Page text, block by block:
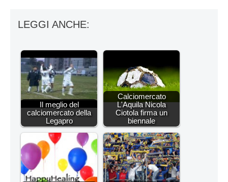
LEGGI ANCHE:
Il meglio del
calciomercato della
Legapro
Calciomercato
L'Aquila Nicola
Ciotola firma un
biennale